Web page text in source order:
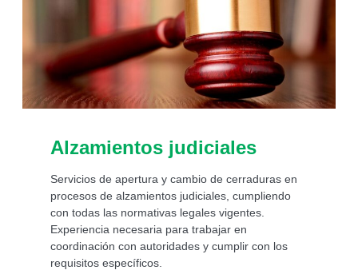
Alzamientos judiciales
Servicios de apertura y cambio de cerraduras en
procesos de alzamientos judiciales, cumpliendo
con todas las normativas legales vigentes.
Experiencia necesaria para trabajar en
coordinación con autoridades y cumplir con los
requisitos específicos.